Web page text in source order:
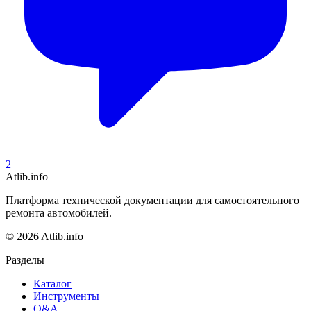
2
Atlib.info
Платформа технической документации для самостоятельного
ремонта автомобилей.
© 2026 Atlib.info
Разделы
Каталог
Инструменты